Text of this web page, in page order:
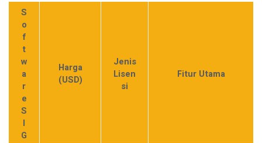
S
o
f
t
w
a
r
e
S
I
G
Harga
(USD)
Jenis
Lisen
si
Fitur Utama